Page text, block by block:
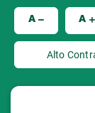
A A
Alto